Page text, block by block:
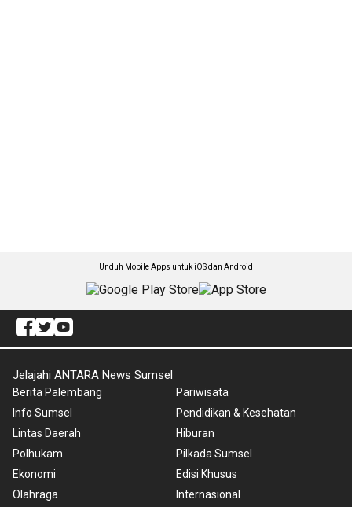
Unduh Mobile Apps untuk iOS dan Android
Jelajahi ANTARA News Sumsel
Berita Palembang
Info Sumsel
Lintas Daerah
Polhukam
Ekonomi
Olahraga
Pariwisata
Pendidikan & Kesehatan
Hiburan
Pilkada Sumsel
Edisi Khusus
Internasional